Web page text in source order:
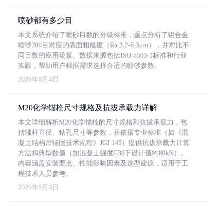
喷砂都有多少目
本文系统介绍了喷砂目数的分级标准，重点分析了铝合金
喷砂200目对应的表面粗糙度（Ra 3.2-6.3μm），并对比不
同目数的应用场景。数据来源包括ISO 8503-1标准和行业
实践，帮助用户根据需求选择合适的喷砂参数。
2026年8月4日
M20化学锚栓尺寸规格及抗拔承载力详解
本文详细解析M20化学锚栓的尺寸规格和抗拔承载力，包
括螺杆直径、钻孔尺寸等参数，并依据专业标准（如《混
凝土结构后锚固技术规程》JGJ 145）提供抗拔承载力计算
方法和典型数值（如混凝土强度C30下设计值约80kN）。
内容涵盖安装要点、性能影响因素及选型建议，适用于工
程技术人员参考。
2026年8月4日